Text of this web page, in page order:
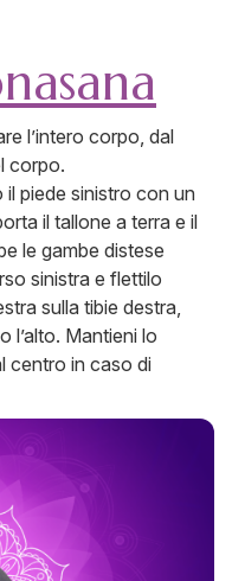
l’intero corpo, dal
corpo.
piede sinistro con un
il tallone a terra e il
le gambe distese
sinistra e flettilo
sulla tibie destra,
l’alto. Mantieni lo
centro in caso di